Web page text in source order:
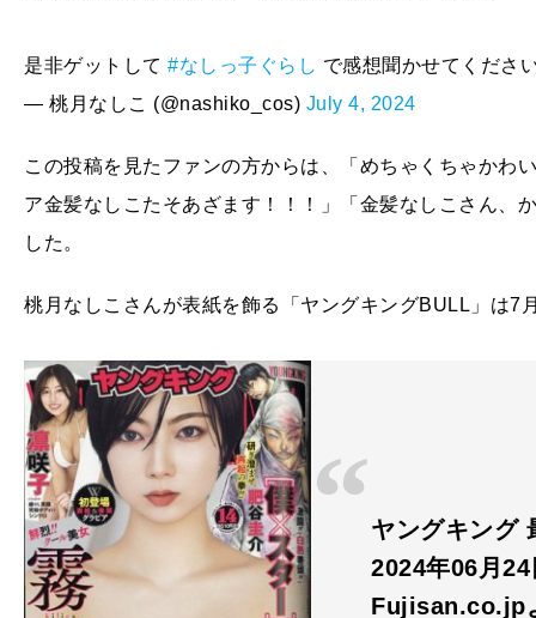
是非ゲットして #なしっ子ぐらし で感想聞かせてくださ
— 桃月なしこ (@nashiko_cos) July 4, 2024
この投稿を見たファンの方からは、「めちゃくちゃかわ
ア金髪なしこたそあざます！！！」「金髪なしこさん、
した。
桃月なしこさんが表紙を飾る「ヤングキングBULL」は7
ヤングキング
2024年06月
Fujisan.co.jp